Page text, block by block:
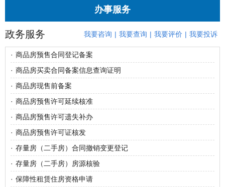
办事服务
政务服务 我要咨询 | 我要查询 | 我要评价 | 我要投诉
· 商品房预售合同登记备案
· 商品房买卖合同备案信息查询证明
· 商品房现售前备案
· 商品房预售许可延续核准
· 商品房预售许可遗失补办
· 商品房预售许可证核发
· 存量房（二手房）合同撤销变更登记
· 存量房（二手房）房源核验
· 保障性租赁住房资格申请